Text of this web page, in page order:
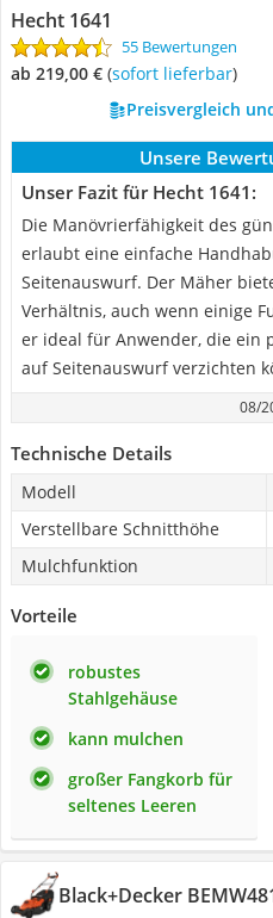
Hecht 1641
55 Bewertungen
ab 219,00 € ( Sofort lieferbar)
Preisvergleich
Unsere
Unser Fazit für Hecht 1641:
Die Manövrierfähigkeit des
erlaubt eine einfache
Seitenauswurf. Der Mäher
Verhältnis, auch wenn einige
er ideal für Anwender, die ein
auf Seitenauswurf verzichten
08/
Technische Details
Modell
Verstellbare Schnitthöhe
Mulchfunktion
Vorteile
robustes
Stahlgehäuse
kann mulchen
großer Fangkorb für
seltenes Leeren
Black+Decker